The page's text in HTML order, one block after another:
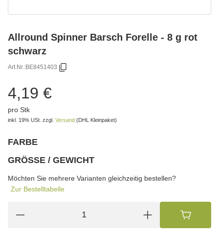
Allround Spinner Barsch Forelle - 8 g rot
schwarz
Art.Nr.:BE8451403
4,19 €
pro Stk
inkl. 19% USt. zzgl. Versand (DHL Kleinpaket)
FARBE
GRÖSSE / GEWICHT
Möchten Sie mehrere Varianten gleichzeitig bestellen?
Zur Bestelltabelle